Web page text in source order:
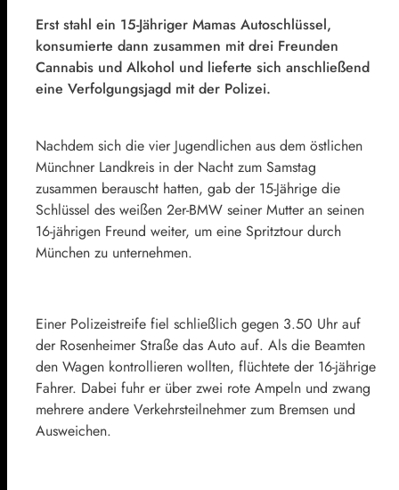
Erst stahl ein 15-Jähriger Mamas Autoschlüssel,
konsumierte dann zusammen mit drei Freunden
Cannabis und Alkohol und lieferte sich anschließend
eine Verfolgungsjagd mit der Polizei.
Nachdem sich die vier Jugendlichen aus dem östlichen
Münchner Landkreis in der Nacht zum Samstag
zusammen berauscht hatten, gab der 15-Jährige die
Schlüssel des weißen 2er-BMW seiner Mutter an seinen
16-jährigen Freund weiter, um eine Spritztour durch
München zu unternehmen.
Einer Polizeistreife fiel schließlich gegen 3.50 Uhr auf
der Rosenheimer Straße das Auto auf. Als die Beamten
den Wagen kontrollieren wollten, flüchtete der 16-jährige
Fahrer. Dabei fuhr er über zwei rote Ampeln und zwang
mehrere andere Verkehrsteilnehmer zum Bremsen und
Ausweichen.